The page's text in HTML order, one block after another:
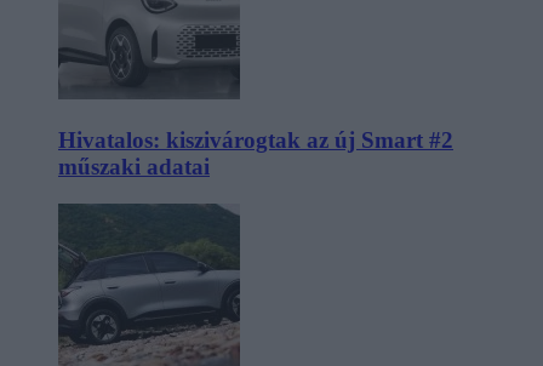
Hivatalos: kiszivárogtak az új Smart #2
műszaki adatai